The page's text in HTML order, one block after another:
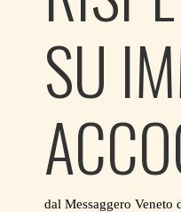
SU
dal Messaggero Veneto